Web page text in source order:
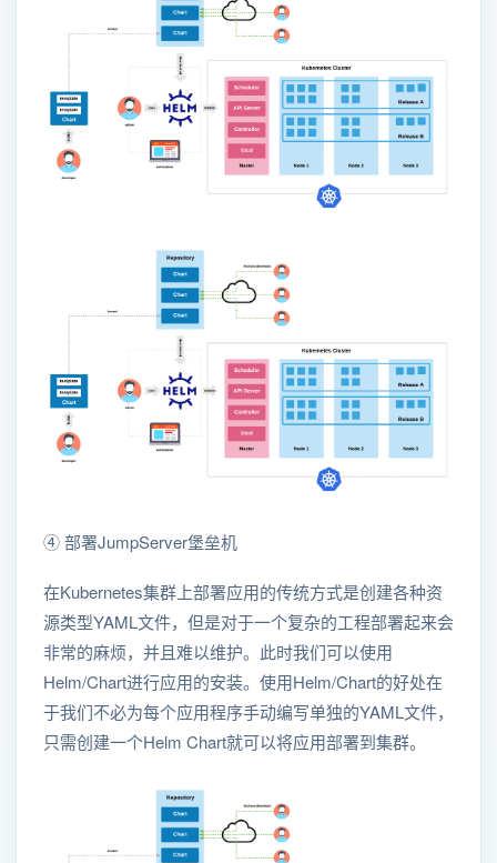
④ 部署JumpServer堡垒机
在Kubernetes集群上部署应用的传统方式是创建各种资
源类型YAML文件，但是对于一个复杂的工程部署起来会
非常的麻烦，并且难以维护。此时我们可以使用
Helm/Chart进行应用的安装。使用Helm/Chart的好处在
于我们不必为每个应用程序手动编写单独的YAML文件，
只需创建一个Helm Chart就可以将应用部署到集群。